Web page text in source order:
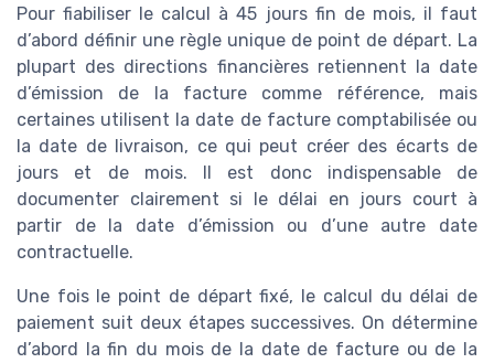
Pour fiabiliser le calcul à 45 jours fin de mois, il faut
d’abord définir une règle unique de point de départ. La
plupart des directions financières retiennent la date
d’émission de la facture comme référence, mais
certaines utilisent la date de facture comptabilisée ou
la date de livraison, ce qui peut créer des écarts de
jours et de mois. Il est donc indispensable de
documenter clairement si le délai en jours court à
partir de la date d’émission ou d’une autre date
contractuelle.
Une fois le point de départ fixé, le calcul du délai de
paiement suit deux étapes successives. On détermine
d’abord la fin du mois de la date de facture ou de la